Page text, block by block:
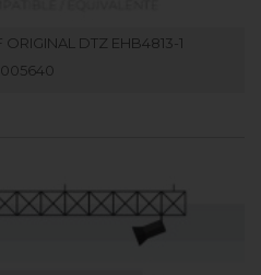
ORIGINAL DTZ EHB4813-1